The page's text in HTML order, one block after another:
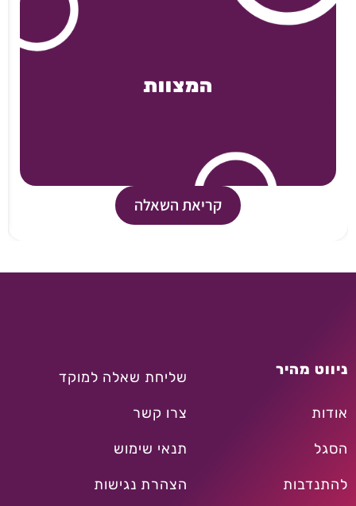
המצוות
קריאת השאלה
ניווט מהיר
אודות
הסגל
להתנדבות
שליחת שאלה למוקד
צרו קשר
תנאי שימוש
הצהרת נגישות